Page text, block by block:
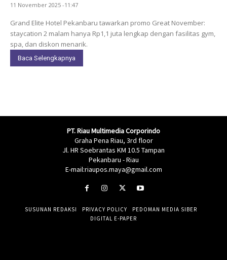
11 November 2025 -11:47
Grand Elite Hotel Pekanbaru tawarkan promo Great November:
staycation 2 malam hanya Rp1,1 juta lengkap dengan fasilitas gym,
spa, dan diskon menarik.
Baca Selengkapnya
PT. Riau Multimedia Corporindo
Graha Pena Riau, 3rd floor
Jl. HR Soebrantas KM 10.5 Tampan
Pekanbaru - Riau
E-mail:riaupos.maya@gmail.com
SUSUNAN REDAKSI PRIVACY POLICY
PEDOMAN MEDIA SIBER
DIGITAL E-PAPER